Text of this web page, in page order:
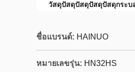
วัสดุปัสดุปัสดุปัสดุปัสดุกระบ
ชื่อแบรนด์: HAINUO
หมายเลขรุ่น: HN32HS